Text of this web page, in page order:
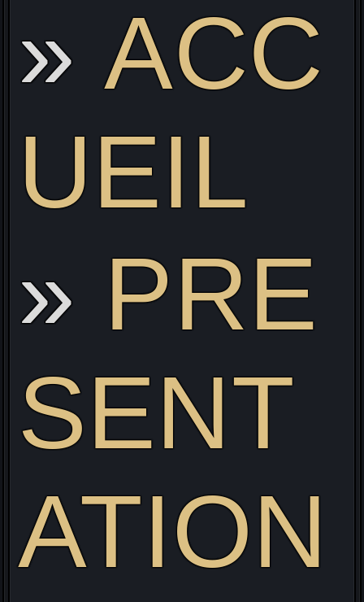
Li
ACC
UEIL
PRE
SENT
ATION